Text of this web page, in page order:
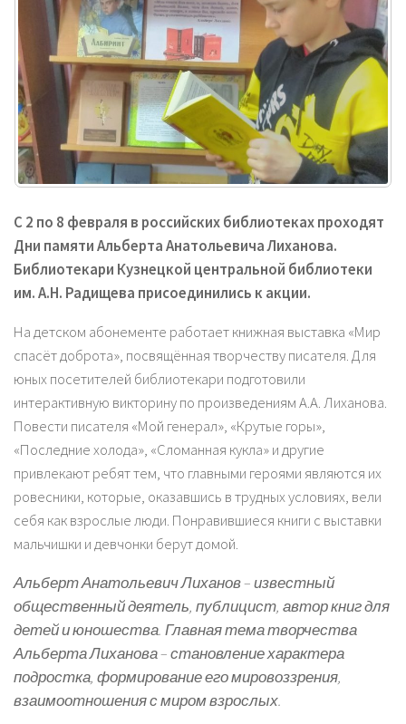
С 2 по 8 февраля в российских библиотеках проходят
Дни памяти Альберта Анатольевича Лиханова.
Библиотекари Кузнецкой центральной библиотеки
им. А.Н. Радищева присоединились к акции.
На детском абонементе работает книжная выставка «Мир
спасёт доброта», посвящённая творчеству писателя. Для
юных посетителей библиотекари подготовили
интерактивную викторину по произведениям А.А. Лиханова.
Повести писателя «Мой генерал», «Крутые горы»,
«Последние холода», «Сломанная кукла» и другие
привлекают ребят тем, что главными героями являются их
ровесники, которые, оказавшись в трудных условиях, вели
себя как взрослые люди. Понравившиеся книги с выставки
мальчишки и девчонки берут домой.
Альберт Анатольевич Лиханов – известный
общественный деятель, публицист, автор книг для
детей и юношества. Главная тема творчества
Альберта Лиханова – становление характера
подростка, формирование его мировоззрения,
взаимоотношения с миром взрослых.